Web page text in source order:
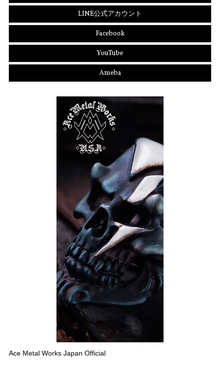
LINE公式アカウント
Facebook
YouTube
Ameba
Ace Metal Works Japan Official